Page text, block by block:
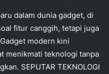
dalam dunia gadget, di
fitur canggih, tetapi juga
modern kini
menikmati teknologi tanpa
SEPUTAR TEKNOLOGI